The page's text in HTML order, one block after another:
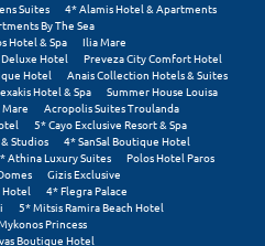
Suites
4* Alamis Hotel & Apartments
By The Sea
Hotel & Spa
Ilia Mare
Hotel
Preveza City Comfort Hotel
Hotel
Anais Collection Hotels & Suites
Hotel & Spa
Summer House Louisa
Acropolis Suites Troulanda
5* Cayo Exclusive Resort & Spa
Studios
4* SanSal Boutique Hotel
Athina Luxury Suites
Polos Hotel Paros
Gizis Exclusive
Hotel
4* Flegra Palace
5* Mitsis Ramira Beach Hotel
Princess
Boutique Hotel